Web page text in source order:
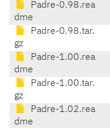
Padre-0.98.rea
dme
Padre-0.98.tar.
gz
Padre-1.00.rea
dme
Padre-1.00.tar.
gz
Padre-1.02.rea
dme